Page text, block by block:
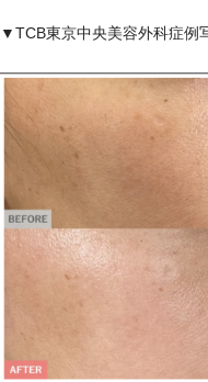
▼TCB東京中央美容外科症例